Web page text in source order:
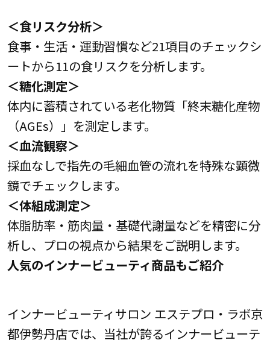
＜食リスク分析＞
食事・生活・運動習慣など21項目のチェックシ
ートから11の食リスクを分析します。
＜糖化測定＞
体内に蓄積されている老化物質「終末糖化産物
（AGEs）」を測定します。
＜血流観察＞
採血なしで指先の毛細血管の流れを特殊な顕微
鏡でチェックします。
＜体組成測定＞
体脂肪率・筋肉量・基礎代謝量などを精密に分
析し、プロの視点から結果をご説明します。
人気のインナービューティ商品もご紹介
インナービューティサロン エステプロ・ラボ京
都伊勢丹店では、当社が誇るインナービューテ